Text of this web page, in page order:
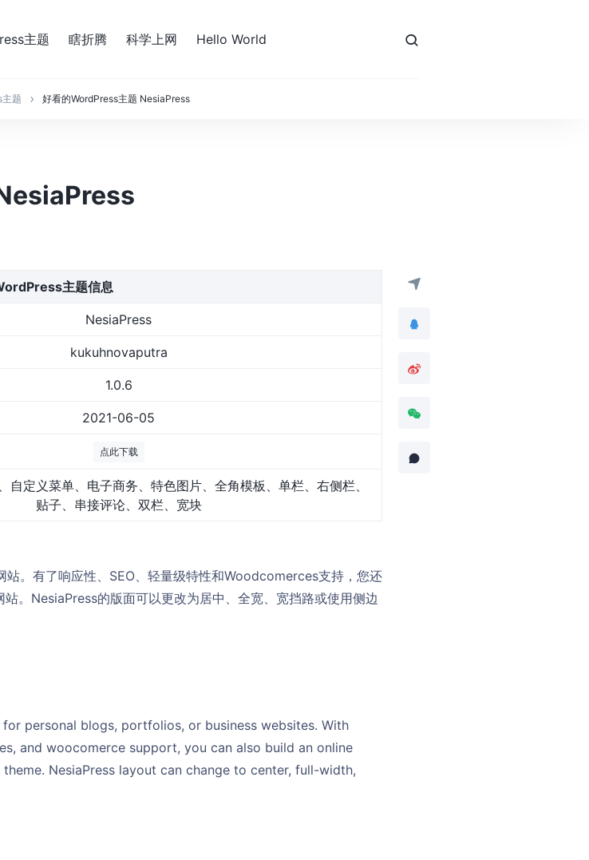
主题 瞎折腾 科学上网 Hello World
题 好看的WordPress主题 NesiaPress
主题信息
NesiaPress
kukuhnovaputra
1.0.6
2021-06-05
点此下载
自定义菜单、电子商务、特色图片、全角模板、单栏、右侧栏、
贴子、串接评论、双栏、宽块
。有了响应性、SEO、轻量级特性和Woodcomerces支持，您还
。NesiaPress的版面可以更改为居中、全宽、宽挡路或使用侧边
for personal blogs, portfolios, or business websites. With
and woocomerce support, you can also build an online
NesiaPress layout can change to center, full-width,